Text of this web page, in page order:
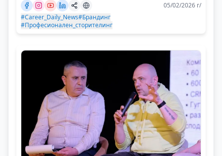
05/02/2026 г/
#Career_Daily_News#Брандинг
#Професионален_сторителинг